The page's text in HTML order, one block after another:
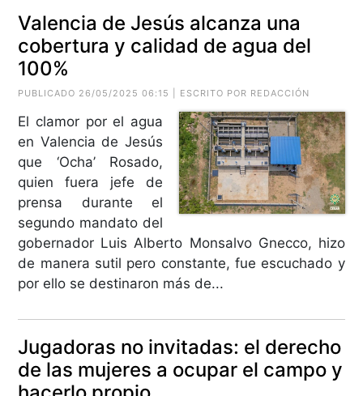
Valencia de Jesús alcanza una
cobertura y calidad de agua del
100%
PUBLICADO 26/05/2025 06:15 | ESCRITO POR REDACCIÓN
El clamor por el agua
en Valencia de Jesús
que ‘Ocha’ Rosado,
quien fuera jefe de
prensa durante el
segundo mandato del
gobernador Luis Alberto Monsalvo Gnecco, hizo
de manera sutil pero constante, fue escuchado y
por ello se destinaron más de...
Jugadoras no invitadas: el derecho
de las mujeres a ocupar el campo y